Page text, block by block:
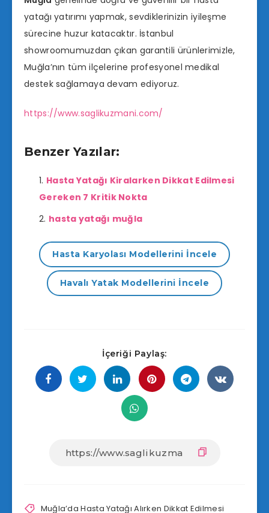
yatağı yatırımı yapmak, sevdiklerinizin iyileşme
sürecine huzur katacaktır. İstanbul
showroomumuzdan çıkan garantili ürünlerimizle,
Muğla’nın tüm ilçelerine profesyonel medikal
destek sağlamaya devam ediyoruz.
https://www.saglikuzmani.com/
Benzer Yazılar:
Hasta Yatağı Kiralarken Dikkat Edilmesi
Gereken 7 Kritik Nokta
hasta yatağı muğla
Hasta Karyolası Modellerini İncele
Havalı Yatak Modellerini İncele
İçeriği Paylaş:
Muğla’da Hasta Yatağı Alırken Dikkat Edilmesi